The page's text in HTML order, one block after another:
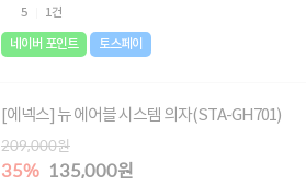
5 1건
네이버 포인트 토스페이
[에넥스] 뉴 에어블 시스템 의자(STA-GH701)
209,000원
35% 135,000원